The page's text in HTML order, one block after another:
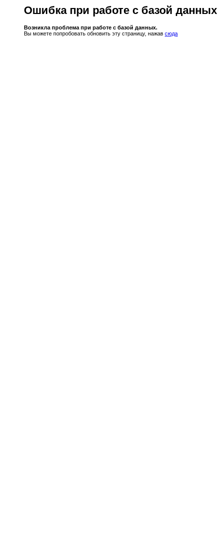
Ошибка при работе с базой данных
Возникла проблема при работе с базой данных.
Вы можете попробовать обновить эту страницу, нажав сюда